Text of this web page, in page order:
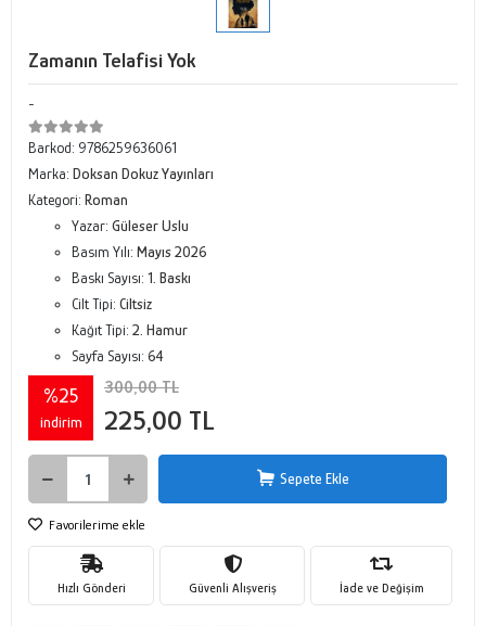
Zamanın Telafisi Yok
-
Barkod: 9786259636061
Marka: Doksan Dokuz Yayınları
Kategori: Roman
Yazar: Güleser Uslu
Basım Yılı: Mayıs 2026
Baskı Sayısı: 1. Baskı
Cilt Tipi: Ciltsiz
Kağıt Tipi: 2. Hamur
Sayfa Sayısı: 64
%25
indirim
300,00 TL
225,00 TL
Sepete Ekle
Favorilerime ekle
Hızlı Gönderi Güvenli Alışveriş İade ve Değişim